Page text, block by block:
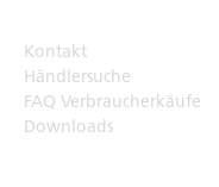
Kontakt
Händlersuche
FAQ Verbraucherkäufe
Downloads